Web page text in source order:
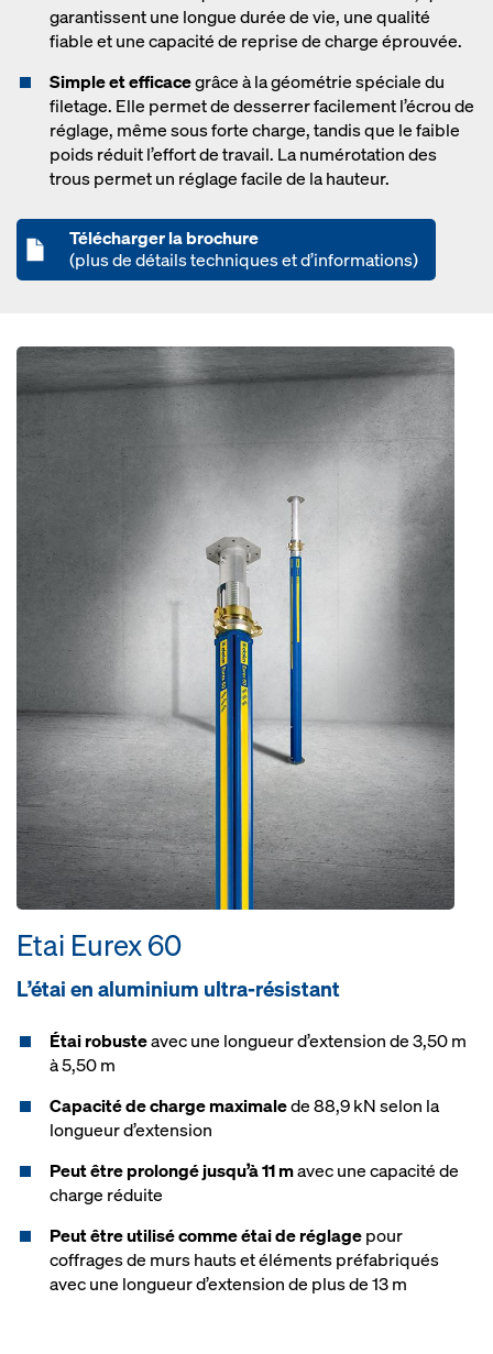
garantissent une longue durée de vie, une qualité
fiable et une capacité de reprise de charge éprouvée.
Simple et efficacegrâce à la géométrie spéciale du
filetage. Elle permet de desserrer facilement l’écrou de
réglage, même sous forte charge, tandis que le faible
poids réduit l’effort de travail. La numérotation des
trous permet un réglage facile de la hauteur.
Télécharger la brochure
(plus de détails techniques et d’informations)
Open
Etai Eurex 60
L’étai en aluminium ultra-résistant
Étai robusteavec une longueur d’extension de 3,50 m
à 5,50 m
Capacité de charge maximalede 88,9 kN selon la
longueur d’extension
Peut être prolongé jusqu’à 11 mavec une capacité de
charge réduite
Peut être utilisé comme étai de réglagepour
coffrages de murs hauts et éléments préfabriqués
avec une longueur d’extension de plus de 13 m